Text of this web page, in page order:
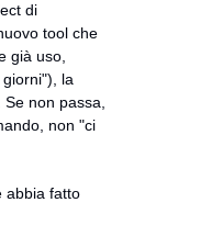
di
tool che
già uso,
la
non passa,
non "ci
abbia fatto